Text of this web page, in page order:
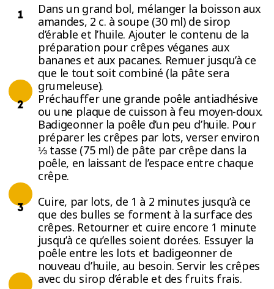
Dans un grand bol, mélanger la boisson aux
amandes, 2 c. à soupe (30 ml) de sirop
d’érable et l’huile. Ajouter le contenu de la
préparation pour crêpes véganes aux
bananes et aux pacanes. Remuer jusqu’à ce
que le tout soit combiné (la pâte sera
grumeleuse).
Préchauffer une grande poêle antiadhésive
ou une plaque de cuisson à feu moyen-doux.
Badigeonner la poêle d’un peu d’huile. Pour
préparer les crêpes par lots, verser environ
⅓ tasse (75 ml) de pâte par crêpe dans la
poêle, en laissant de l’espace entre chaque
crêpe.
Cuire, par lots, de 1 à 2 minutes jusqu’à ce
que des bulles se forment à la surface des
crêpes. Retourner et cuire encore 1 minute
jusqu’à ce qu’elles soient dorées. Essuyer la
poêle entre les lots et badigeonner de
nouveau d’huile, au besoin. Servir les crêpes
avec du sirop d’érable et des fruits frais.